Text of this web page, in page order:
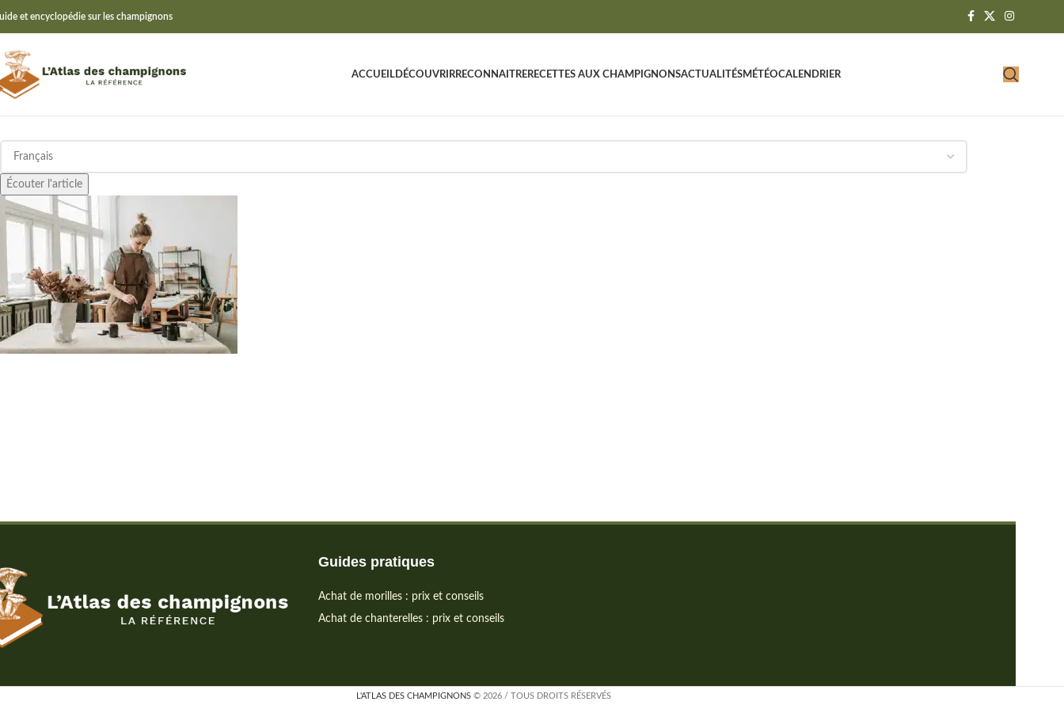
et encyclopédie sur les champignons
ACCUEIL DÉCOUVRIRRECONNAITRERECETTES AUX CHAMPIGNONSACTUALITÉSMÉTÉOCALENDRIER
Écouter l'article
Guides pratiques
Achat de morilles : prix et conseils
Achat de chanterelles : prix et conseils
L'ATLAS DES CHAMPIGNONS © 2026 / TOUS DROITS RÉSERVÉS